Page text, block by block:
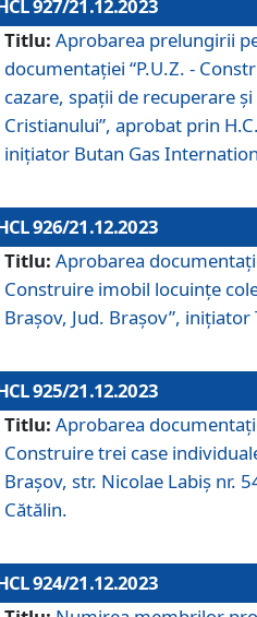
927/21.12.2023
Titlu: Aprobarea prelungirii
documentaţiei “P.U.Z. -
cazare, spații de recuperare
Cristianului”, aprobat prin
inițiator Butan Gas
926/21.12.2023
Titlu: Aprobarea
Construire imobil locuințe
Brașov, Jud. Brașov”, inițiator
925/21.12.2023
Titlu: Aprobarea
Construire trei case
Brașov, str. Nicolae Labiș nr.
Cătălin.
924/21.12.2023